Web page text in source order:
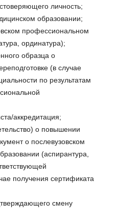
личность;
образовании;
профессиональном
ординатура);
образца о
(в случае
по результатам
аккредитация;
о повышении
о послевузовском
(аспирантура,
получения сертификата
смену